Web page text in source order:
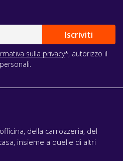
sulla privacy*, autorizzo il
della carrozzeria, del
insieme a quelle di altri